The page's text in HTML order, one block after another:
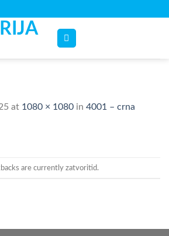
at 1080 × 1080 in 4001 – crna
are currently zatvoritid.